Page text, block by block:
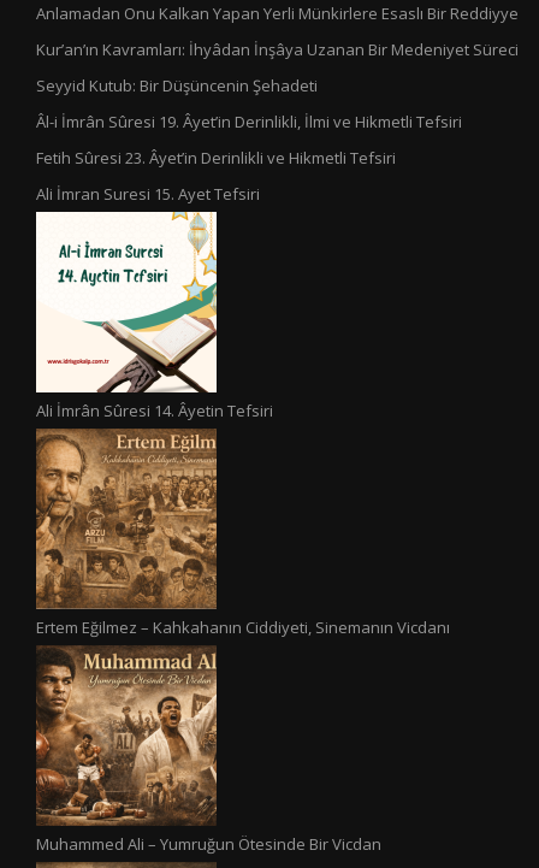
Anlamadan Onu Kalkan Yapan Yerli Münkirlere Esaslı Bir Reddiyye
Kur’an’ın Kavramları: İhyâdan İnşâya Uzanan Bir Medeniyet Süreci
Seyyid Kutub: Bir Düşüncenin Şehadeti
Âl-i İmrân Sûresi 19. Âyet’in Derinlikli, İlmi ve Hikmetli Tefsiri
Fetih Sûresi 23. Âyet’in Derinlikli ve Hikmetli Tefsiri
Ali İmran Suresi 15. Ayet Tefsiri
Ali İmrân Sûresi 14. Âyetin Tefsiri
Ertem Eğilmez – Kahkahanın Ciddiyeti, Sinemanın Vicdanı
Muhammed Ali – Yumruğun Ötesinde Bir Vicdan